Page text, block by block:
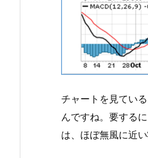
チャートを見てい
んですね。要する
は、ほぼ無風に近